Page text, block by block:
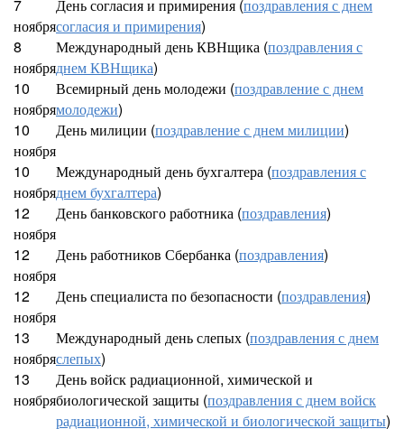
7
ноября
День согласия и примирения (поздравления с днем
согласия и примирения)
8
ноября
Международный день КВНщика (поздравления с
днем КВНщика)
10
ноября
Всемирный день молодежи (поздравление с днем
молодежи)
10
ноября
День милиции (поздравление с днем милиции)
10
ноября
Международный день бухгалтера (поздравления с
днем бухгалтера)
12
ноября
День банковского работника (поздравления)
12
ноября
День работников Сбербанка (поздравления)
12
ноября
День специалиста по безопасности (поздравления)
13
ноября
Международный день слепых (поздравления с днем
слепых)
13
ноября
День войск радиационной, химической и
биологической защиты (поздравления с днем войск
радиационной, химической и биологической защиты)